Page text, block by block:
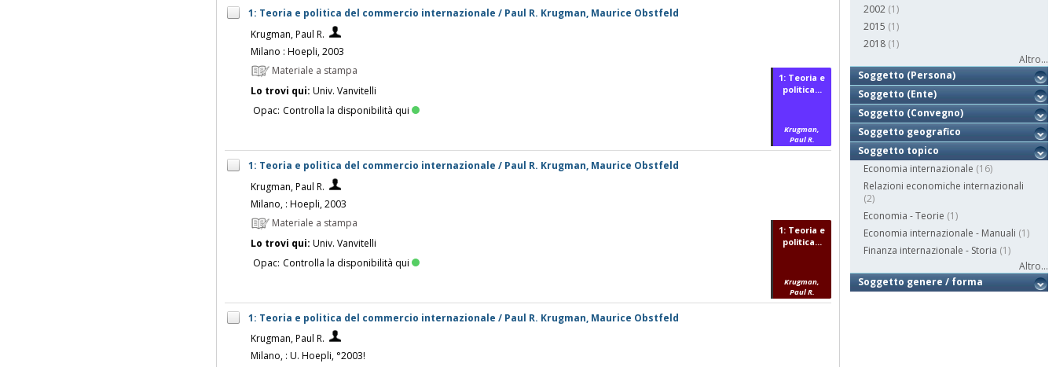
1: Teoria e politica del commercio internazionale / Paul R. Krugman, Maurice Obstfeld
Krugman, Paul R.
Milano : Hoepli, 2003
Materiale a stampa
Lo trovi qui: Univ. Vanvitelli
Opac: Controlla la disponibilità qui
1: Teoria e
politica...
Krugman,
Paul R.
1: Teoria e politica del commercio internazionale / Paul R. Krugman, Maurice Obstfeld
Krugman, Paul R.
Milano, : Hoepli, 2003
Materiale a stampa
Lo trovi qui: Univ. Vanvitelli
Opac: Controlla la disponibilità qui
1: Teoria e
politica...
Krugman,
Paul R.
1: Teoria e politica del commercio internazionale / Paul R. Krugman, Maurice Obstfeld
Krugman, Paul R.
Milano, : U. Hoepli, °2003!
2002 (1)
2015 (1)
2018 (1)
Altro...
Soggetto (Persona)
Soggetto (Ente)
Soggetto (Convegno)
Soggetto geografico
Soggetto topico
Economia internazionale (16)
Relazioni economiche internazionali
(2)
Economia - Teorie (1)
Economia internazionale - Manuali (1)
Finanza internazionale - Storia (1)
Altro...
Soggetto genere / forma